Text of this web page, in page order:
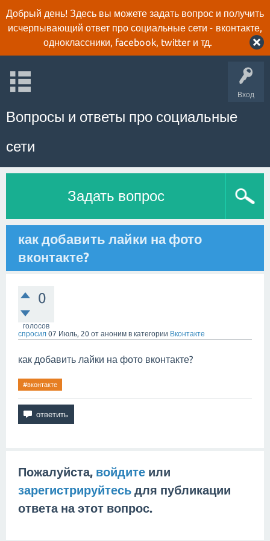
Добрый день! Здесь вы можете задать вопрос и получить
исчерпывающий ответ про социальные сети - вконтакте,
одноклассники, facebook, twitter и тд.
Вход
Вопросы и ответы про социальные
сети
Задать вопрос
как добавить лайки на фото
вконтакте?
0
голосов
спросил 07 Июль, 20 от аноним в категории Вконтакте
как добавить лайки на фото вконтакте?
#вконтакте
Пожалуйста, войдите или
зарегистрируйтесь для публикации
ответа на этот вопрос.